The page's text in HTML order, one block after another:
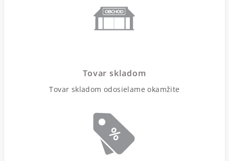
Tovar skladom
Tovar skladom odosielame okamžite